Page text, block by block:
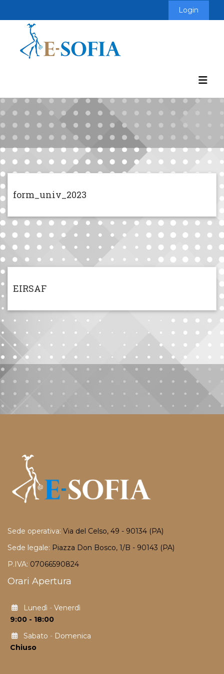
Login
form_univ_2023
EIRSAF
Sede operativa: Via del Celso, 49 - 90134 (PA)
Sede legale: Piazza Don Bosco, 1/B - 90143 (PA)
P.IVA: 07066590824
Orari Apertura
Lunedì - Venerdì
9:00 - 18:00
Sabato - Domenica
Chiuso